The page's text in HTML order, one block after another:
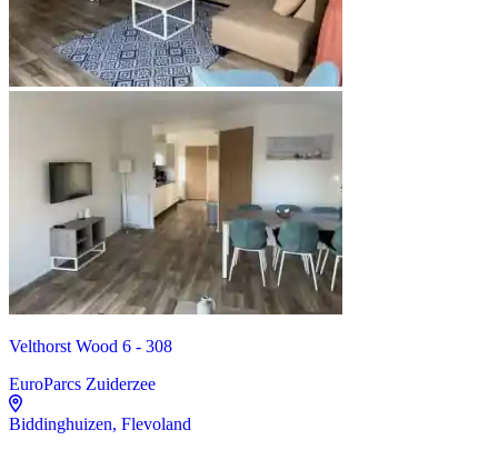
Velthorst Wood 6 - 308
EuroParcs Zuiderzee
Biddinghuizen, Flevoland